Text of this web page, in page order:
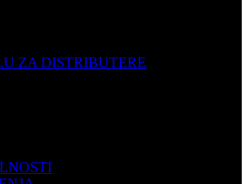
ZA DISTRIBUTERE